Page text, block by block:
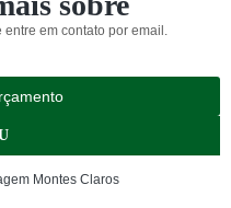
entre em contato por email.
Montes Claros